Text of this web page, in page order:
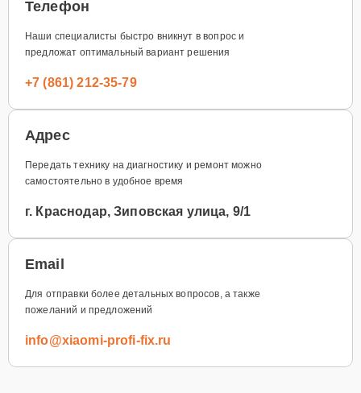
Телефон
Наши специалисты быстро вникнут в вопрос и
предложат оптимальный вариант решения
+7 (861) 212-35-79
Адрес
Передать технику на диагностику и ремонт можно
самостоятельно в удобное время
г. Краснодар, Зиповская улица, 9/1
Email
Для отправки более детальных вопросов, а также
пожеланий и предложений
info@xiaomi-profi-fix.ru